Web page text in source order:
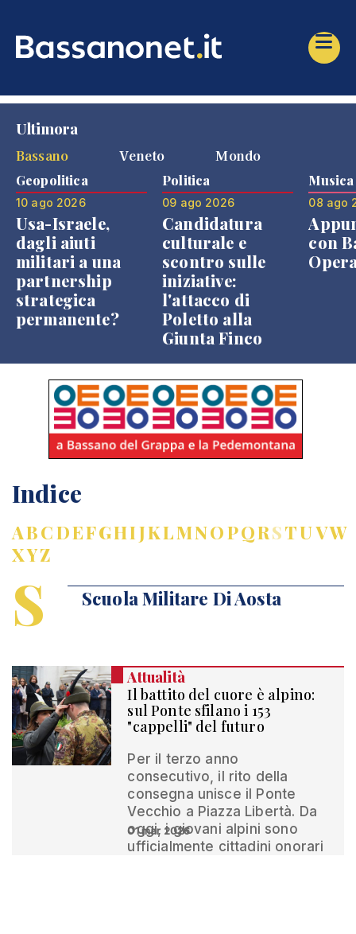
Ultimora
Bassano
Veneto Mondo
Geopolitica
10 ago 2026
Usa-Israele,
dagli aiuti
militari a una
partnership
strategica
permanente?
Politica
09 ago 2026
Candidatura
culturale e
scontro sulle
iniziative:
l'attacco di
Poletto alla
Giunta Finco
Musica
08 ago
con
Indice
ABCDEFGHIJKLMNOPQRSTUVW
XYZ
S Scuola Militare Di Aosta
Attualità
Il battito del cuore è alpino:
sul Ponte sfilano i 153
"cappelli" del futuro
Per il terzo anno
consecutivo, il rito della
consegna unisce il Ponte
Vecchio a Piazza Libertà. Da
oggi, i giovani alpini sono
ufficialmente cittadini onorari
01 mar 2026